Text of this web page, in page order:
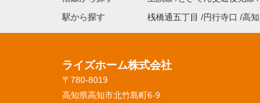
駅から探す
桟橋通五丁目 円行寺口 高知
ライズホーム株式会社
〒780-8019
高知県高知市北竹島町6-9